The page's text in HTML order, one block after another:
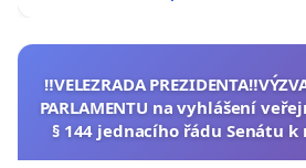
‼️VELEZRADA
PARLAMENTU na vyhlášení
§ 144 jednacího řádu Senátu